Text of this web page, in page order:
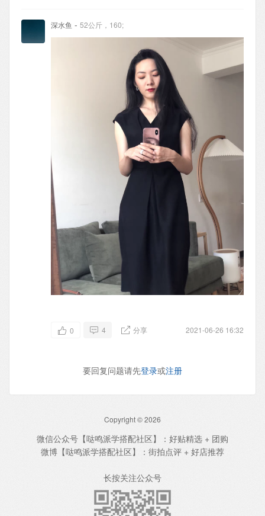
深水鱼 - 52公斤，160;
2021-06-26 16:32
0 4 分享
要回复问题请先登录或注册
Copyright © 2026
微信公众号【哒鸣派学搭配社区】：好贴精选 + 团购
微博【哒鸣派学搭配社区】：街拍点评 + 好店推荐
长按关注公众号